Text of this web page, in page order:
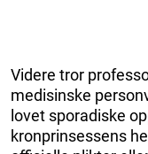
Videre tror
medisinske
lovet sporadiske
kronprinsessens